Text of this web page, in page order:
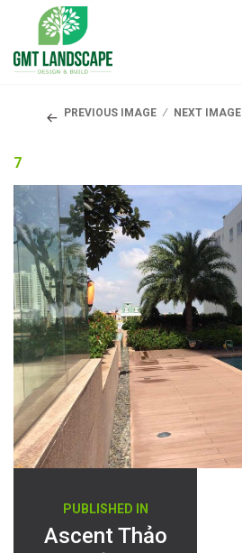
PREVIOUS IMAGE NEXT IMAGE
7
hướng
PUBLISHED IN
Ascent Thảo